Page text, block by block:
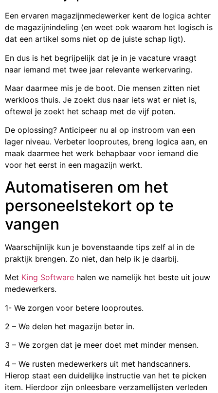
Een ervaren magazijnmedewerker kent de logica achter
de magazijnindeling (en weet ook waarom het logisch is
dat een artikel soms niet op de juiste schap ligt).
En dus is het begrijpelijk dat je in je vacature vraagt
naar iemand met twee jaar relevante werkervaring.
Maar daarmee mis je de boot. Die mensen zitten niet
werkloos thuis. Je zoekt dus naar iets wat er niet is,
oftewel je zoekt het schaap met de vijf poten.
De oplossing? Anticipeer nu al op instroom van een
lager niveau. Verbeter looproutes, breng logica aan, en
maak daarmee het werk behapbaar voor iemand die
voor het eerst in een magazijn werkt.
Automatiseren om het
personeelstekort op te
vangen
Waarschijnlijk kun je bovenstaande tips zelf al in de
praktijk brengen. Zo niet, dan help ik je daarbij.
Met King Software halen we namelijk het beste uit jouw
medewerkers.
1- We zorgen voor betere looproutes.
2 – We delen het magazijn beter in.
3 – We zorgen dat je meer doet met minder mensen.
4 – We rusten medewerkers uit met handscanners.
Hierop staat een duidelijke instructie van het te picken
item. Hierdoor zijn onleesbare verzamellijsten verleden